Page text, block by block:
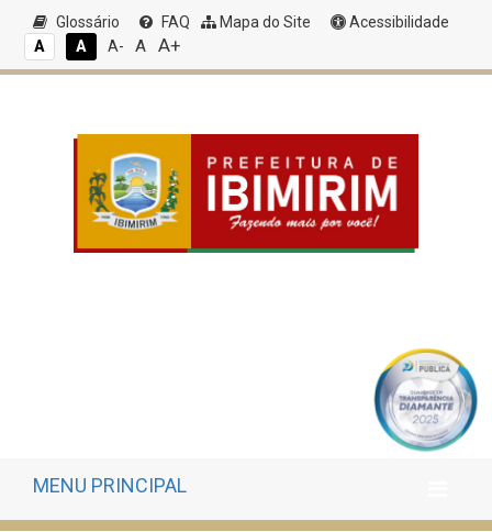
Glossário FAQ Mapa do Site
Acessibilidade
A
A A- A A+
MENU PRINCIPAL